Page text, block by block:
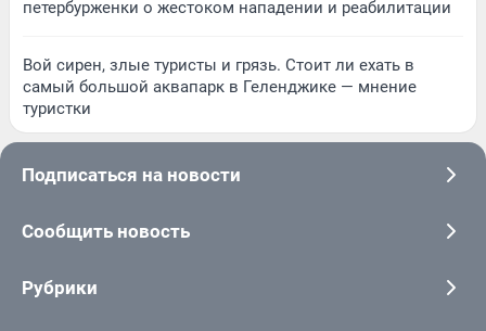
петербурженки о жестоком нападении и реабилитации
Вой сирен, злые туристы и грязь. Стоит ли ехать в
самый большой аквапарк в Геленджике — мнение
туристки
Подписаться на новости
Сообщить новость
Рубрики